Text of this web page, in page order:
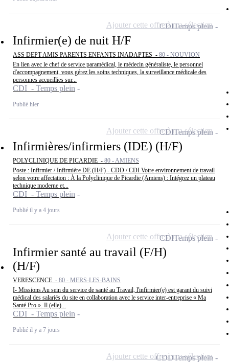
Infirmier(e) de nuit H/F
ASS DEPT AMIS PARENTS ENFANTS INADAPTES - 80 - NOUVION
En lien avec le chef de service paramédical, le médecin généraliste, le personnel
d'accompagnement, vous gérez les soins techniques, la surveillance médicale des
personnes accueillies sur...
CDI - Temps plein
Publié hier
CDITemps plein
Ajouter cette offre à ma sélection
Infirmières/infirmiers (IDE) (H/F)
POLYCLINIQUE DE PICARDIE - 80 - AMIENS
Poste : Infirmier / Infirmière DE (H/F) - CDD / CDI Votre environnement de travail
selon votre affectation : À la Polyclinique de Picardie (Amiens) : Intégrez un plateau
technique moderne et...
CDI - Temps plein
Publié il y a 4 jours
CDITemps plein
Ajouter cette offre à ma sélection
Infirmier santé au travail (F/H)
(H/F)
VERESCENCE - 80 - MERS-LES-BAINS
I- Missions Au sein du service de santé au Travail, l'infirmier(e) est garant du suivi
médical des salariés du site en collaboration avec le service inter-entreprise « Ma
Santé Pro ». Il (elle)...
CDI - Temps plein
Publié il y a 7 jours
CDITemps plein
Ajouter cette offre à ma sélection
CDDTemps plein
Ajouter cette offre à ma sélection